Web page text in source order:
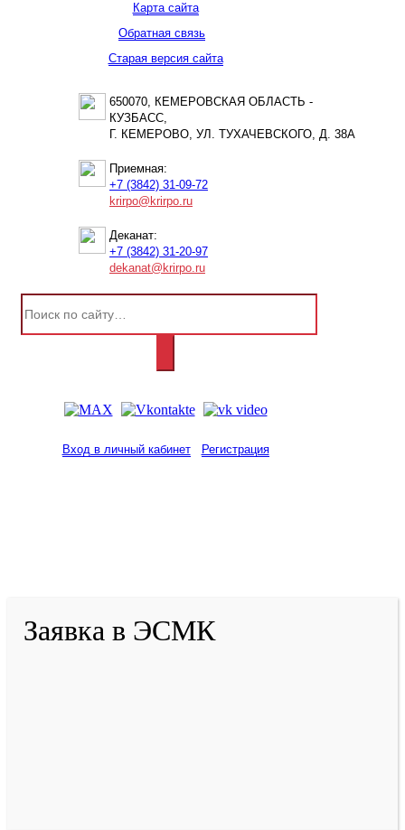
Карта сайта
Обратная связь
Старая версия сайта
650070, КЕМЕРОВСКАЯ ОБЛАСТЬ -
КУЗБАСС,
Г. КЕМЕРОВО, УЛ. ТУХАЧЕВСКОГО, Д. 38А
Приемная:
+7 (3842) 31-09-72
krirpo@krirpo.ru
Деканат:
+7 (3842) 31-20-97
dekanat@krirpo.ru
Вход в личный кабинет Регистрация
Заявка в ЭСМК